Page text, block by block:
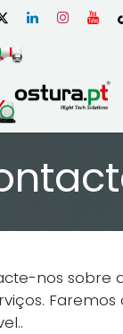
nos sobre